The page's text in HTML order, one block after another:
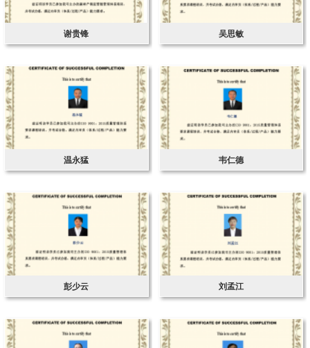
谢贵锋 吴思敏
温永猛 韦仁德
彭少云 刘孟江